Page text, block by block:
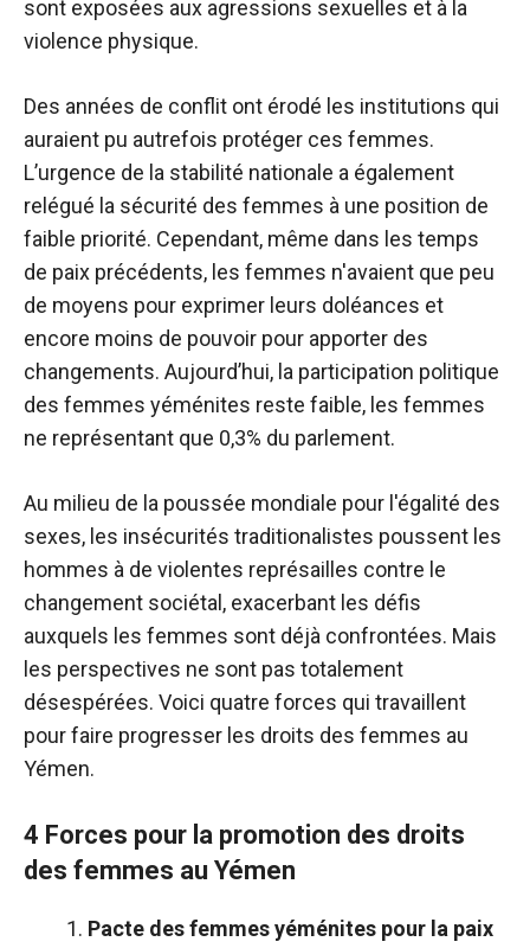
sont exposées aux agressions sexuelles et à la
violence physique.
Des années de conflit ont érodé les institutions qui
auraient pu autrefois protéger ces femmes.
L’urgence de la stabilité nationale a également
relégué la sécurité des femmes à une position de
faible priorité. Cependant, même dans les temps
de paix précédents, les femmes n'avaient que peu
de moyens pour exprimer leurs doléances et
encore moins de pouvoir pour apporter des
changements. Aujourd’hui, la participation politique
des femmes yéménites reste faible, les femmes
ne représentant que 0,3% du parlement.
Au milieu de la poussée mondiale pour l'égalité des
sexes, les insécurités traditionalistes poussent les
hommes à de violentes représailles contre le
changement sociétal, exacerbant les défis
auxquels les femmes sont déjà confrontées. Mais
les perspectives ne sont pas totalement
désespérées. Voici quatre forces qui travaillent
pour faire progresser les droits des femmes au
Yémen.
4 Forces pour la promotion des droits
des femmes au Yémen
Pacte des femmes yéménites pour la paix